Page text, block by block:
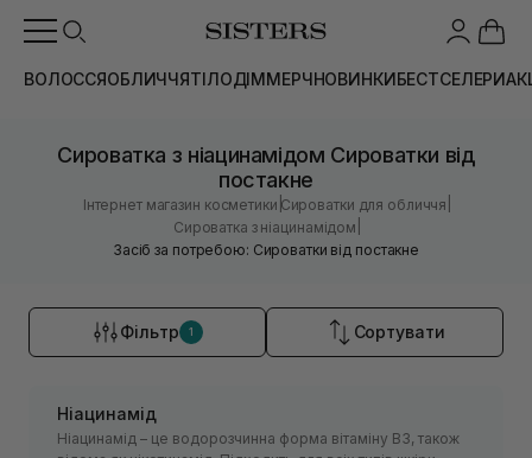
ВОЛОССЯОБЛИЧЧЯТІЛОДІММЕРЧНОВИНКИБЕСТСЕЛЕРИ
Сироватка з ніацинамідом Сироватки від
постакне
Інтернет магазин косметики |Сироватки для обличчя
Сироватка з ніацинамідом
Засіб за потребою: Сироватки від постакне
Фільтр 1 Сортувати
Ніацинамід
Ніацинамід – це водорозчинна форма вітаміну B3, також